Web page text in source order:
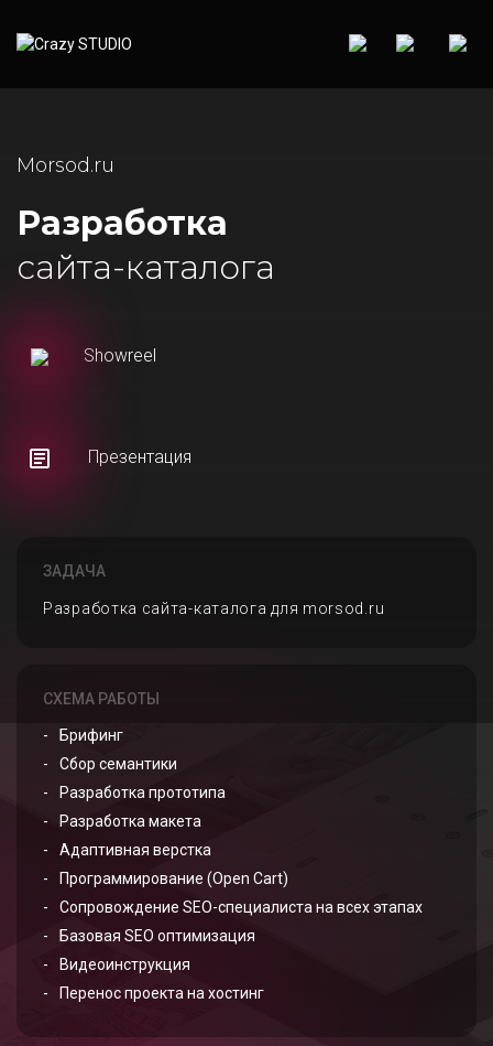
Morsod.ru
Разработка
сайта-каталога
Showreel
Презентация
ЗАДАЧА
Разработка сайта-каталога для morsod.ru
СХЕМА РАБОТЫ
Брифинг
Сбор семантики
Разработка прототипа
Разработка макета
Адаптивная верстка
Программирование (Open Cart)
Сопровождение SEO-специалиста на всех этапах
Базовая SEO оптимизация
Видеоинструкция
Перенос проекта на хостинг